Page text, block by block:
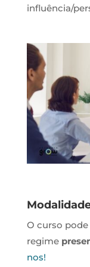
influência/
O curso
regime
nos!